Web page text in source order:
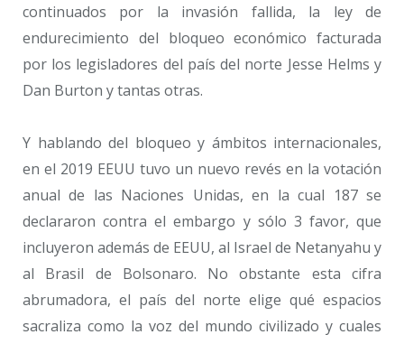
continuados por la invasión fallida, la ley de
endurecimiento del bloqueo económico facturada
por los legisladores del país del norte Jesse Helms y
Dan Burton y tantas otras.
Y hablando del bloqueo y ámbitos internacionales,
en el 2019 EEUU tuvo un nuevo revés en la votación
anual de las Naciones Unidas, en la cual 187 se
declararon contra el embargo y sólo 3 favor, que
incluyeron además de EEUU, al Israel de Netanyahu y
al Brasil de Bolsonaro. No obstante esta cifra
abrumadora, el país del norte elige qué espacios
sacraliza como la voz del mundo civilizado y cuales